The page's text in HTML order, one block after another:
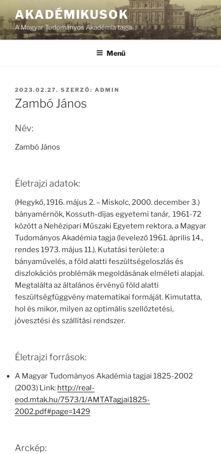
AKADÉMIKUSOK
A Magyar Tudományos Akadémia tagjai
Menü
BEKÜLDVE:
2023.02.27. SZERZŐ: ADMIN
Zambó János
Név:
Zambó János
Életrajzi adatok:
(Hegykő, 1916. május 2. – Miskolc, 2000. december 3.)
bányamérnök, Kossuth-díjas egyetemi tanár, 1961-72
között a Nehézipari Műszaki Egyetem rektora, a Magyar
Tudományos Akadémia tagja (levelező 1961. április 14.,
rendes 1973. május 11.). Kutatási területe: a
bányaművelés, a föld alatti feszültségeloszlás és
diszlokációs problémák megoldásának elméleti alapjai.
Megtalálta az általános érvényű föld alatti
feszültségfüggvény matematikai formáját. Kimutatta,
hol és mikor, milyen az optimális szellőztetési,
jövesztési és szállítási rendszer.
Életrajzi források:
A Magyar Tudományos Akadémia tagjai 1825-2002
(2003) Link: http://real-
eod.mtak.hu/7573/1/AMTATagjai1825-
2002.pdf#page=1429
Arckép: